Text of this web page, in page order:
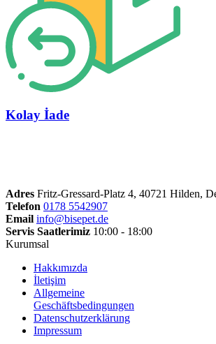
Kolay İade
Adres Fritz-Gressard-Platz 4, 40721 Hilden,
Telefon 0178 5542907
Email info@bisepet.de
Servis Saatlerimiz 10:00 - 18:00
Kurumsal
Hakkımızda
İletişim
Allgemeine
Geschäftsbedingungen
Datenschutzerklärung
Impressum